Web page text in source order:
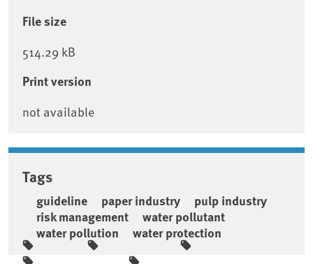
File size
514.29 kB
Print version
not available
Tags
guideline paper industry
pulp industry
risk management
water pollutant
water pollution
water protection